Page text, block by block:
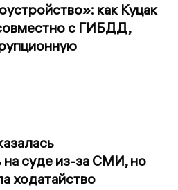
как Куцак
с ГИБДД,
на суде из-за СМИ, но
ходатайство